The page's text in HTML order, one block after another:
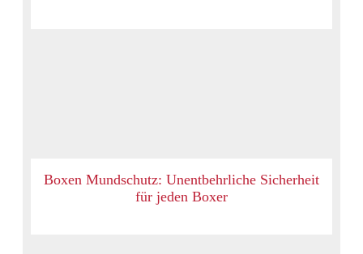
Boxen Mundschutz: Unentbehrliche Sicherheit
für jeden Boxer